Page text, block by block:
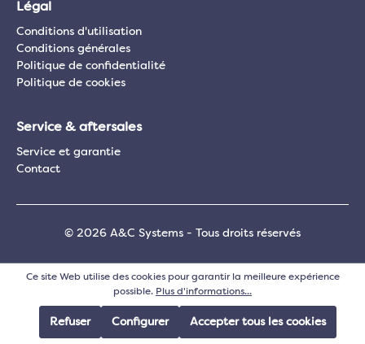
Légal
Conditions d'utilisation
Conditions générales
Politique de confidentialité
Politique de cookies
Service & aftersales
Service et garantie
Contact
© 2026 A&C Systems - Tous droits réservés
Ce site Web utilise des cookies pour garantir la meilleure expérience
possible. Plus d'informations...
Refuser Configurer Accepter tous les cookies